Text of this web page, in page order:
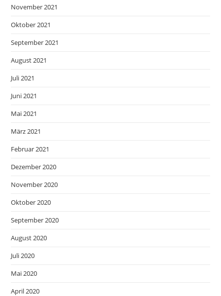
November 2021
Oktober 2021
September 2021
August 2021
Juli 2021
Juni 2021
Mai 2021
März 2021
Februar 2021
Dezember 2020
November 2020
Oktober 2020
September 2020
August 2020
Juli 2020
Mai 2020
April 2020